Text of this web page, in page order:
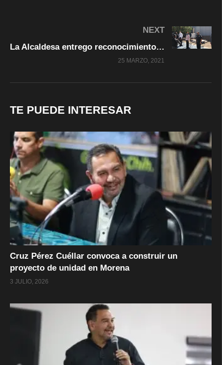
NEXT
La Alcaldesa entrego reconocimientos a elementos capacitados en la atención a victimas de delitos de genero
25 MARZO, 2021
TE PUEDE INTERESAR
Cruz Pérez Cuéllar convoca a construir un
proyecto de unidad en Morena
3 JULIO, 2026